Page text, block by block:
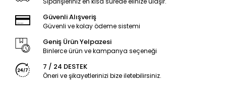
Güvenli Alışveriş
Güvenli ve kolay ödeme sistemi
Geniş Ürün Yelpazesi
Binlerce ürün ve kampanya seçeneği
7 / 24 DESTEK
Öneri ve şikayetlerinizi bize iletebilirsiniz.